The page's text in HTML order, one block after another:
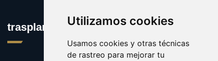
Utilizamos cookies
Usamos cookies y otras técnicas
de rastreo para mejorar tu
trasplantedeorganos.com